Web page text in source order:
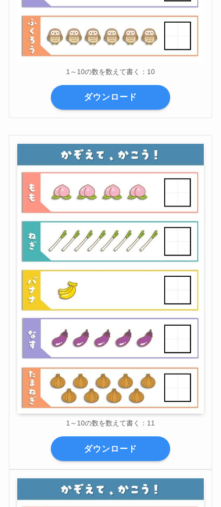
1～10の数を数えて書く：10
ダウンロード
1～10の数を数えて書く：11
ダウンロード